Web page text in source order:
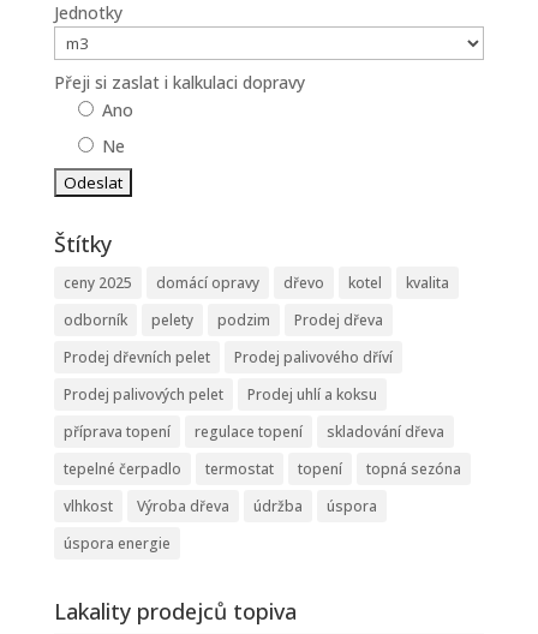
Jednotky
Přeji si zaslat i kalkulaci dopravy
Ano
Ne
Štítky
ceny 2025 domácí opravy dřevo kotel
kvalita
odborník
pelety podzim
Prodej dřeva
Prodej dřevních pelet
Prodej palivového dříví
Prodej palivových pelet
Prodej uhlí a koksu
příprava topení
regulace topení
skladování dřeva
tepelné čerpadlo
termostat topení
topná sezóna
vlhkost
Výroba dřeva údržba
úspora
úspora energie
Lakality prodejců topiva